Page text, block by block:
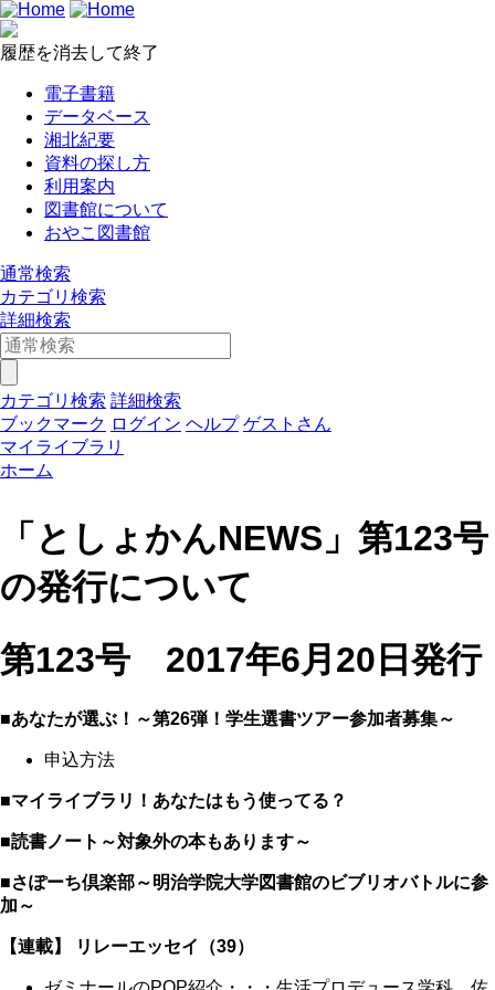
履歴を消去して終了
電子書籍
データベース
湘北紀要
資料の探し方
利用案内
図書館について
おやこ図書館
通常検索
カテゴリ検索
詳細検索
カテゴリ検索 詳細検索
ブックマーク ログイン ヘルプ ゲストさん
マイライブラリ
ホーム
「としょかんNEWS」第123号
の発行について
第123号 2017年6月20日発行
■あなたが選ぶ！～第26弾！学生選書ツアー参加者募集～
申込方法
■マイライブラリ！あなたはもう使ってる？
■読書ノート～対象外の本もあります～
■さぽーち倶楽部～明治学院大学図書館のビブリオバトルに参
加～
【連載】 リレーエッセイ（39）